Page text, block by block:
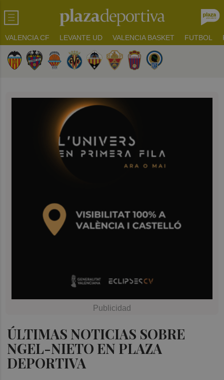
VALENCIA CF LEVANTE UD VALENCIA BASKET FUTBOL
ÚLTIMAS NOTICIAS SOBRE
NGEL-NIETO EN PLAZA
DEPORTIVA